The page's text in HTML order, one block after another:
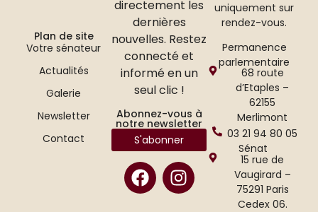
directement les
dernières
nouvelles. Restez
connecté et
informé en un
seul clic !
Abonnez-vous à
notre newsletter
S'abonner
uniquement sur
rendez-vous.
Permanence
parlementaire
68 route
d’Etaples –
62155
Merlimont
03 21 94 80 05
Sénat
15 rue de
Vaugirard –
75291 Paris
Cedex 06.
Plan de site
Votre sénateur
Actualités
Galerie
Newsletter
Contact